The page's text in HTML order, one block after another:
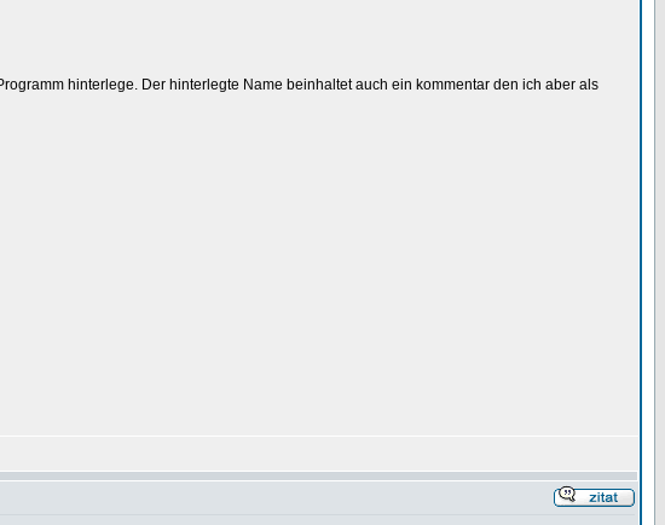
hinterlege. Der hinterlegte Name beinhaltet auch ein kommentar den ich aber als